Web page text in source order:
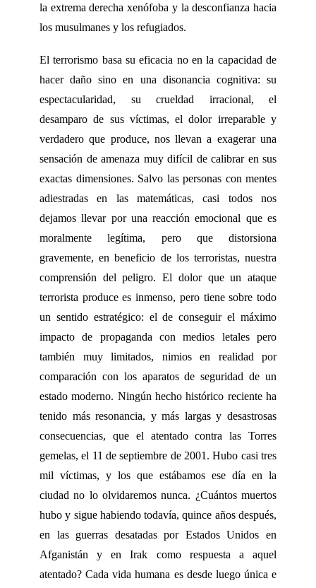
la extrema derecha xenófoba y la desconfianza hacia
los musulmanes y los refugiados.
El terrorismo basa su eficacia no en la capacidad de
hacer daño sino en una disonancia cognitiva: su
espectacularidad, su crueldad irracional, el
desamparo de sus víctimas, el dolor irreparable y
verdadero que produce, nos llevan a exagerar una
sensación de amenaza muy difícil de calibrar en sus
exactas dimensiones. Salvo las personas con mentes
adiestradas en las matemáticas, casi todos nos
dejamos llevar por una reacción emocional que es
moralmente legítima, pero que distorsiona
gravemente, en beneficio de los terroristas, nuestra
comprensión del peligro. El dolor que un ataque
terrorista produce es inmenso, pero tiene sobre todo
un sentido estratégico: el de conseguir el máximo
impacto de propaganda con medios letales pero
también muy limitados, nimios en realidad por
comparación con los aparatos de seguridad de un
estado moderno. Ningún hecho histórico reciente ha
tenido más resonancia, y más largas y desastrosas
consecuencias, que el atentado contra las Torres
gemelas, el 11 de septiembre de 2001. Hubo casi tres
mil víctimas, y los que estábamos ese día en la
ciudad no lo olvidaremos nunca. ¿Cuántos muertos
hubo y sigue habiendo todavía, quince años después,
en las guerras desatadas por Estados Unidos en
Afganistán y en Irak como respuesta a aquel
atentado? Cada vida humana es desde luego única e